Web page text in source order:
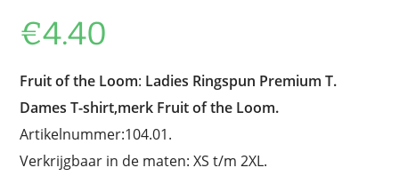
€4.40
Fruit of the Loom: Ladies Ringspun Premium T.
Dames T-shirt,merk Fruit of the Loom.
Artikelnummer:104.01.
Verkrijgbaar in de maten: XS t/m 2XL.